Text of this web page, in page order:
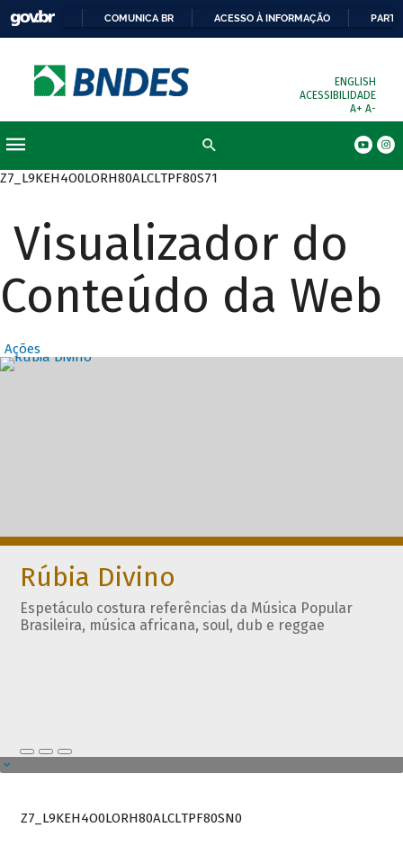
COMUNICA BR ACESSO À INFORMAÇÃO
ENGLISH
ACESSIBILIDADE
A+ A-
Z7_L9KEH4O0LORH80ALCLTPF80S71
Visualizador do
Conteúdo da Web
Ações
Destaques
Rúbia Divino
Espetáculo costura referências da Música Popular
Brasileira, música africana, soul, dub e reggae
Z7_L9KEH4O0LORH80ALCLTPF80SN0